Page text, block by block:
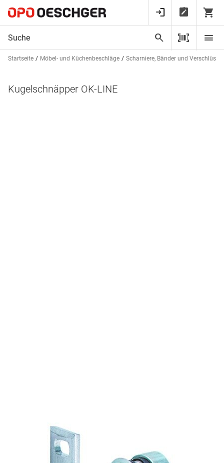
Startseite Möbel- und Küchenbeschläge Scharniere, Bänder und Verschlüsse
Kugelschnäpper OK-LINE